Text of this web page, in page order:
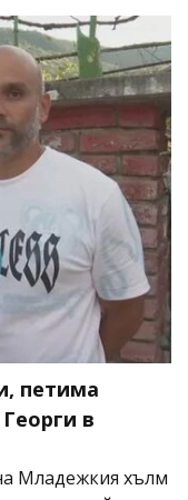
петима
в
Младежкия хълм